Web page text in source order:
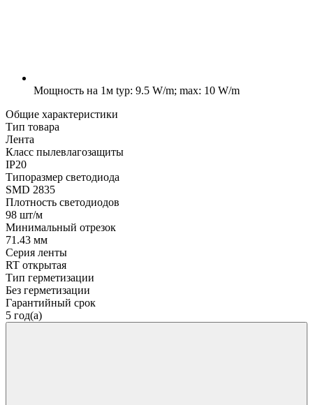
Мощность на 1м typ: 9.5 W/m; max: 10 W/m
Общие характеристики
Тип товара
Лента
Класс пылевлагозащиты
IP20
Типоразмер светодиода
SMD 2835
Плотность светодиодов
98 шт/м
Минимальный отрезок
71.43 мм
Серия ленты
RT открытая
Тип герметизации
Без герметизации
Гарантийный срок
5 год(а)